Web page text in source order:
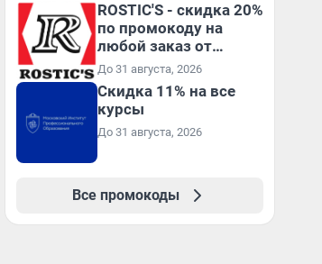
ROSTIC'S - скидка 20%
по промокоду на
любой заказ от
3199₽!
До 31 августа, 2026
Скидка 11% на все
курсы
До 31 августа, 2026
Все промокоды